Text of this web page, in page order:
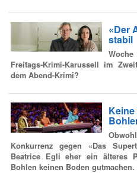
«Der
stabil
Freitags-Krimi-Karussell im
dem Abend-Krimi?
Konkurrenz gegen «Das
Beatrice Egli eher ein älteres
Bohlen keinen Boden gutmachen.